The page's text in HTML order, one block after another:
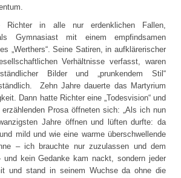
Richter in alle nur erdenklichen Fallen,
Gymnasiast mit einem empfindsamen
„Werthers“. Seine Satiren, in aufklärerischer
Verhältnisse verfasst, waren
Bilder und „prunkendem Stil“
Zehn Jahre dauerte das Martyrium
Dann hatte Richter eine „Todesvision“ und
Prosa öffneten sich: „Als ich nun
Jahre öffnen und lüften durfte: da
mild und wie eine warme überschwellende
– ich brauchte nur zuzulassen und dem
und kein Gedanke kam nackt, sondern jeder
und stand in seinem Wuchse da ohne die